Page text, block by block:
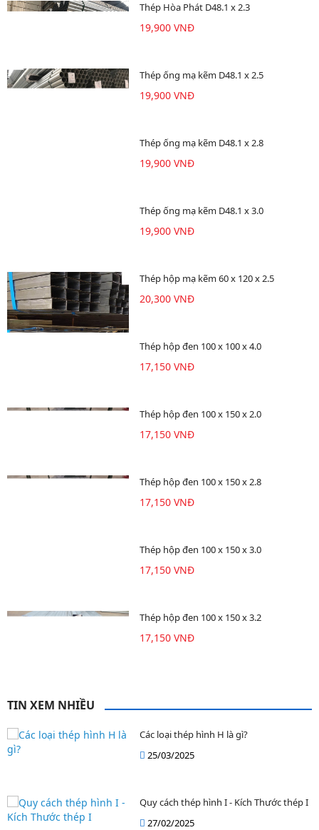
Thép Hòa Phát D48.1 x 2.3
19,900 VNĐ
Thép ống mạ kẽm D48.1 x 2.5
19,900 VNĐ
Thép ống mạ kẽm D48.1 x 2.8
19,900 VNĐ
Thép ống mạ kẽm D48.1 x 3.0
19,900 VNĐ
Thép hộp mạ kẽm 60 x 120 x 2.5
20,300 VNĐ
Thép hộp đen 100 x 100 x 4.0
17,150 VNĐ
Thép hộp đen 100 x 150 x 2.0
17,150 VNĐ
Thép hộp đen 100 x 150 x 2.8
17,150 VNĐ
Thép hộp đen 100 x 150 x 3.0
17,150 VNĐ
Thép hộp đen 100 x 150 x 3.2
17,150 VNĐ
TIN XEM NHIỀU
Các loại thép hình H là gì?
25/03/2025
Quy cách thép hình I - Kích Thước thép I
27/02/2025